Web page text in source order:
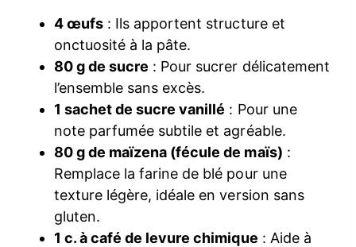
4 œufs : Ils apportent structure et
onctuosité à la pâte.
80 g de sucre : Pour sucrer délicatement
l’ensemble sans excès.
1 sachet de sucre vanillé : Pour une
note parfumée subtile et agréable.
80 g de maïzena (fécule de maïs) :
Remplace la farine de blé pour une
texture légère, idéale en version sans
gluten.
1 c. à café de levure chimique : Aide à